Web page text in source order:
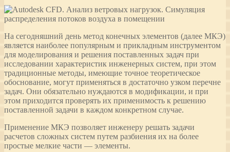
На сегодняшний день метод конечных элементов (далее МКЭ)
является наиболее популярным и прикладным инструментом
для моделирования и решения поставленных задач при
исследовании характеристик инженерных систем, при этом
традиционные методы, имеющие точное теоретическое
обоснование, могут применяться в достаточно узком перечне
задач. Они обязательно нуждаются в модификации, и при
этом приходится проверять их применимость к решению
поставленной задачи в каждом конкретном случае.
Применение МКЭ позволяет инженеру решать задачи
расчетов сложных систем путем разбиения их на более
простые мелкие части — элементы.